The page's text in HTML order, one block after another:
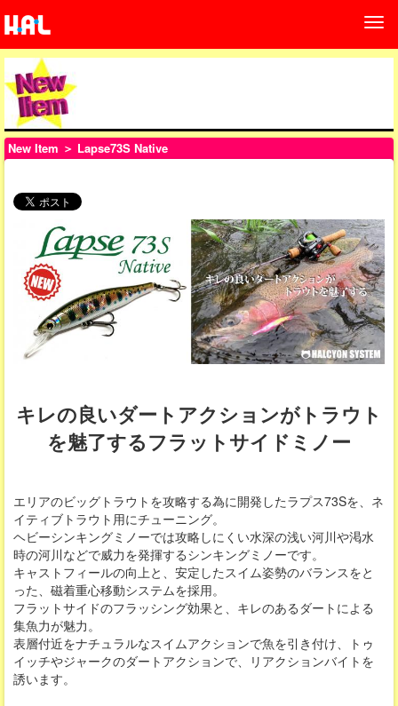
New Item ＞ Lapse73S Native
キレの良いダートアクションがトラウト
を魅了するフラットサイドミノー
エリアのビッグトラウトを攻略する為に開発したラプス73Sを、ネ
イティブトラウト用にチューニング。
ヘビーシンキングミノーでは攻略しにくい水深の浅い河川や渇水
時の河川などで威力を発揮するシンキングミノーです。
キャストフィールの向上と、安定したスイム姿勢のバランスをと
った、磁着重心移動システムを採用。
フラットサイドのフラッシング効果と、キレのあるダートによる
集魚力が魅力。
表層付近をナチュラルなスイムアクションで魚を引き付け、トゥ
イッチやジャークのダートアクションで、リアクションバイトを
誘います。